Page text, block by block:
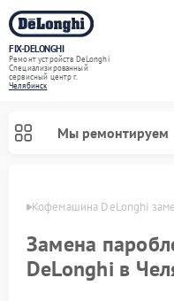
FIX-DELONGHI
Ремонт устройств DeLonghi
Специализированный
cервисный центр г.
Челябинск
Мы ремонтируем
Кофемашина DeLonghi
Замена
DeLonghi в